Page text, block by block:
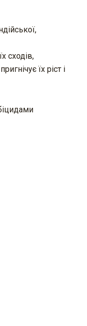
сходів,
їх ріст і